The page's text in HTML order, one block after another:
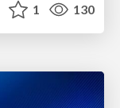
1 130